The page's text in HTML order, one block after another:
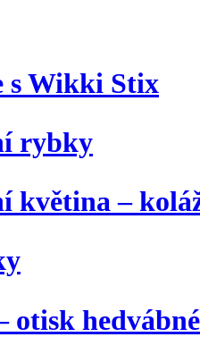
s Wikki Stix
rybky
květina –
otisk